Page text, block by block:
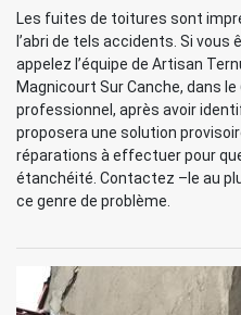
Les fuites de toitures sont
l’abri de tels accidents. Si
appelez l’équipe de Artisan
Magnicourt Sur Canche, dans
professionnel, après avoir
proposera une solution
réparations à effectuer pour
étanchéité. Contactez –le au
ce genre de problème.